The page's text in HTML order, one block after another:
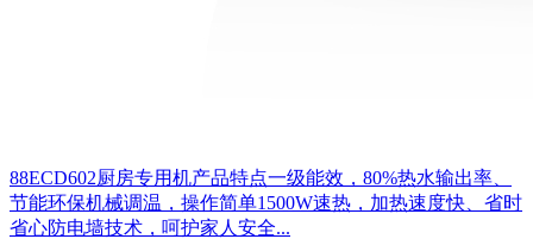
88ECD602厨房专用机产品特点一级能效，80%热水输出率、
节能环保机械调温，操作简单1500W速热，加热速度快、省时
省心防电墙技术，呵护家人安全...